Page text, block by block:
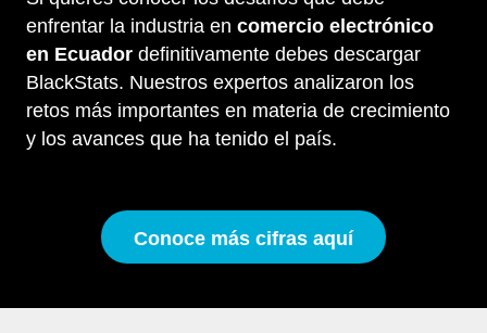
enfrentar la industria en comercio electrónico
en Ecuador definitivamente debes descargar
BlackStats. Nuestros expertos analizaron los
retos más importantes en materia de crecimiento
y los avances que ha tenido el país.
Conoce más cifras aquí